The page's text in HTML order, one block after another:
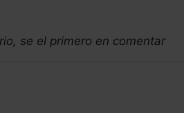
se el primero en comentar